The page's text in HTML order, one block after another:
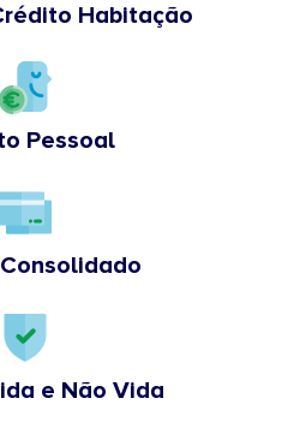
Habitação
Pessoal
e Não Vida